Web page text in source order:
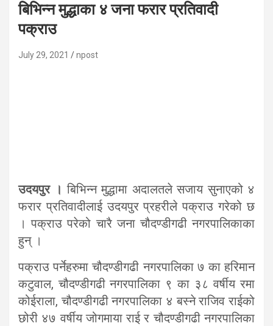
बिभिन्न मुद्धाका ४ जना फरार प्रतिवादी
पक्राउ
July 29, 2021 npost
उदयपुर । बिभिन्न मुद्धामा अदालतले सजाय सुनाएको ४
फरार प्रतिवादीलाई उदयपुर प्रहरीले पक्राउ गरेको छ
। पक्राउ परेको चारै जना चौदण्डीगढी नगरपालिकाका
हुन् ।
पक्राउ पर्नेहरुमा चौदण्डीगढी नगरपालिका ७ का हरिमान
कटुवाल, चौदण्डीगढी नगरपालिका ९ का ३८ वर्षीय रमा
कोईराला, चौदण्डीगढी नगरपालिका ४ बस्ने राजिव राईको
छोरी ४७ वर्षीय जोगमाया राई र चौदण्डीगढी नगरपालिका